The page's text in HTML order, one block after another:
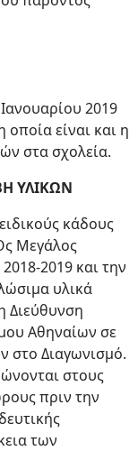
2019
οποία είναι και η
στα σχολεία.
ΥΛΙΚΩΝ
κάδους
Μεγάλος
2019 και την
υλικά
Διεύθυνση
Αθηναίων σε
στο Διαγωνισμό.
στους
πριν την
των